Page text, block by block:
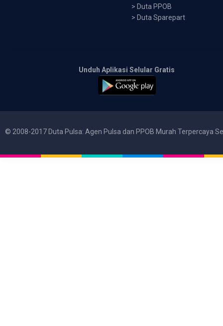
> Duta PPOB
> Duta Sparepart
Unduh Aplikasi Selular Gratis
© 2008-2017 Duta Pulsa: Agen Pulsa dan PPOB Murah Terpercaya